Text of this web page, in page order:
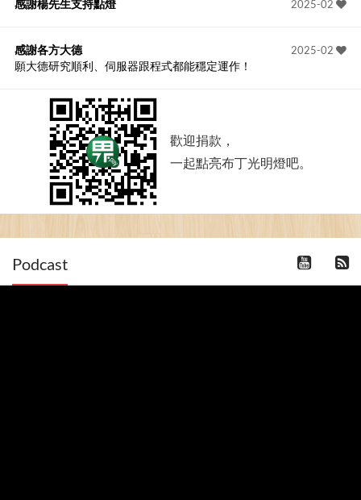
2025-02
感謝楊先生支持點燈
2025-02
感謝各方大德
願大德研究順利、伺服器跟程式都能穩定運作！
歡迎捐款，
一起點亮布丁光明燈吧。
Podcast